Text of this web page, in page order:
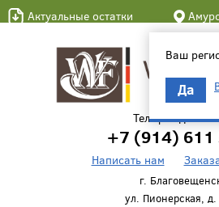
Актуальные остатки
Ваш
Да
Телефон для
+7 (914) 611
Написать нам
г.
ул. Пионерская,